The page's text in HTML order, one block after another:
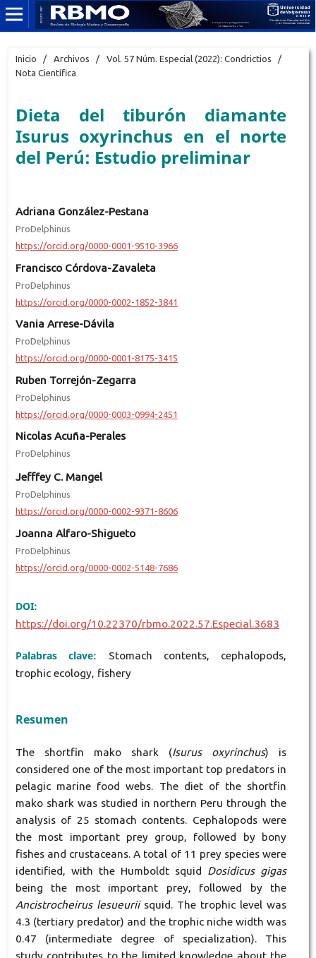
Inicio / Archivos / Vol. 57 Núm. Especial (2022): Condrictios
/
Nota Científica
Dieta del tiburón diamante
Isurus oxyrinchus en el norte
del Perú: Estudio preliminar
Adriana González-Pestana
ProDelphinus
https://orcid.org/0000-0001-9510-3966
Francisco Córdova-Zavaleta
ProDelphinus
https://orcid.org/0000-0002-1852-3841
Vania Arrese-Dávila
ProDelphinus
https://orcid.org/0000-0001-8175-3415
Ruben Torrejón-Zegarra
ProDelphinus
https://orcid.org/0000-0003-0994-2451
Nicolas Acuña-Perales
ProDelphinus
Jefffey C. Mangel
ProDelphinus
https://orcid.org/0000-0002-9371-8606
Joanna Alfaro-Shigueto
ProDelphinus
https://orcid.org/0000-0002-5148-7686
DOI:
https://doi.org/10.22370/rbmo.2022.57.Especial.3683
Palabras clave:
Stomach contents, cephalopods,
trophic ecology, fishery
Resumen
The shortfin mako shark (Isurus oxyrinchus) is
considered one of the most important top predators in
pelagic marine food webs. The diet of the shortfin
mako shark was studied in northern Peru through the
analysis of 25 stomach contents. Cephalopods were
the most important prey group, followed by bony
fishes and crustaceans. A total of 11 prey species were
identified, with the Humboldt squid Dosidicus gigas
being the most important prey, followed by the
Ancistrocheirus lesueuriisquid. The trophic level was
4.3 (tertiary predator) and the trophic niche width was
0.47 (intermediate degree of specialization). This
study contributes to the limited knowledge about the